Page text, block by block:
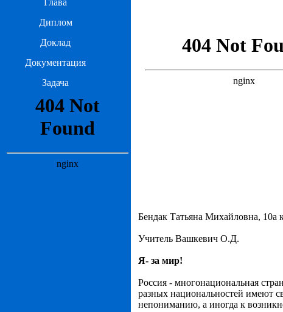
Глава
Диплом
Доклад
Документация
Задача
Бендак Татьяна Михайловна,
Учитель Вашкевич О.Д.
Я- за мир!
Россия - многонациональная
разных национальностей имеют
непониманию, а иногда к